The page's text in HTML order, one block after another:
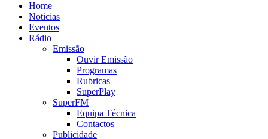
Home
Noticias
Eventos
Rádio
Emissão
Ouvir Emissão
Programas
Rubricas
SuperPlay
SuperFM
Equipa Técnica
Contactos
Publicidade